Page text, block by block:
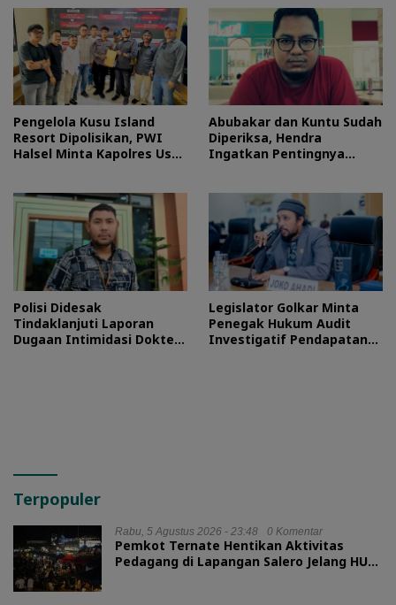
Pengelola Kusu Island
Resort Dipolisikan, PWI
Halsel Minta Kapolres Usut
Abubakar dan Kuntu Sudah
Diperiksa, Hendra
Ingatkan Pentingnya
Polisi Didesak
Tindaklanjuti Laporan
Dugaan Intimidasi Dokter
Legislator Golkar Minta
Penegak Hukum Audit
Investigatif Pendapatan
Terpopuler
Rabu, 5 Agustus 2026 - 23:48 0 Komentar
Pemkot Ternate Hentikan Aktivitas
Pedagang di Lapangan Salero Jelang HUT